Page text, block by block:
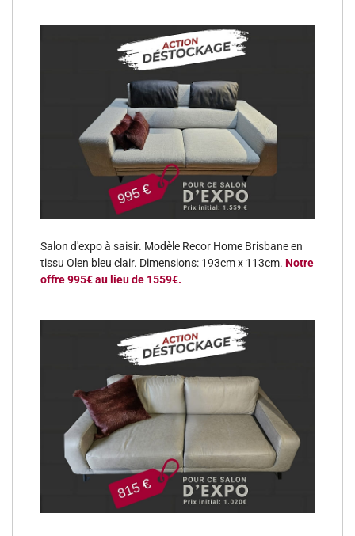
Salon d'expo à saisir. Modèle Recor Home Brisbane en
tissu Olen bleu clair. Dimensions: 193cm x 113cm. Notre
offre 995€ au lieu de 1559€.